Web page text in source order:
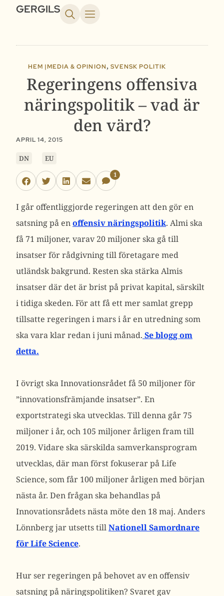
GERGILS
HEM |MEDIA & OPINION, SVENSK POLITIK
Regeringens offensiva
näringspolitik – vad är
den värd?
APRIL 14, 2015
DN EU
1
I går offentliggjorde regeringen att den gör en
satsning på enoffensiv näringspolitik. Almi ska
få 71 miljoner, varav 20 miljoner ska gå till
insatser för rådgivning till företagare med
utländsk bakgrund. Resten ska stärka Almis
insatser där det är brist på privat kapital, särskilt
i tidiga skeden. För att få ett mer samlat grepp
tillsatte regeringen i mars i år en utredning som
ska vara klar redan i juni månad. Se blogg om
detta.
I övrigt ska Innovationsrådet få 50 miljoner för
”innovationsfrämjande insatser”. En
exportstrategi ska utvecklas. Till denna går 75
miljoner i år, och 105 miljoner årligen fram till
2019. Vidare ska särskilda samverkansprogram
utvecklas, där man först fokuserar på Life
Science, som får 100 miljoner årligen med början
nästa år. Den frågan ska behandlas på
Innovationsrådets nästa möte den 18 maj. Anders
Lönnberg jar utsetts tillNationell Samordnare
för Life Science.
Hur ser regeringen på behovet av en offensiv
satsning på näringspolitiken? Svaret gav